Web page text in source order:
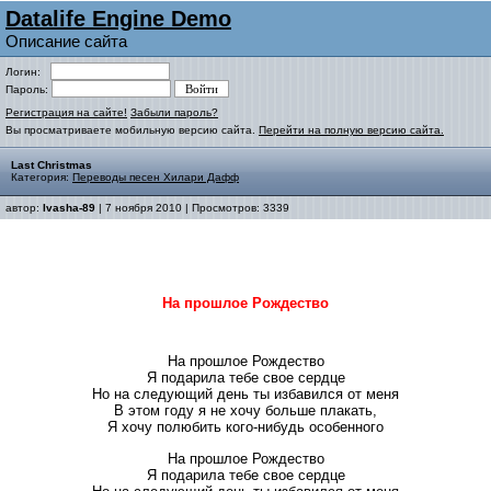
Datalife Engine Demo
Описание сайта
Логин:
Пароль:
Регистрация на сайте! Забыли пароль?
Вы просматриваете мобильную версию сайта. Перейти на полную версию сайта.
Last Christmas
Категория: Переводы песен Хилари Дафф
автор: Ivasha-89 | 7 ноября 2010 | Просмотров: 3339
На прошлое Рождество
На прошлое Рождество
Я подарила тебе свое сердце
Но на следующий день ты избавился от меня
В этом году я не хочу больше плакать,
Я хочу полюбить кого-нибудь особенного
На прошлое Рождество
Я подарила тебе свое сердце